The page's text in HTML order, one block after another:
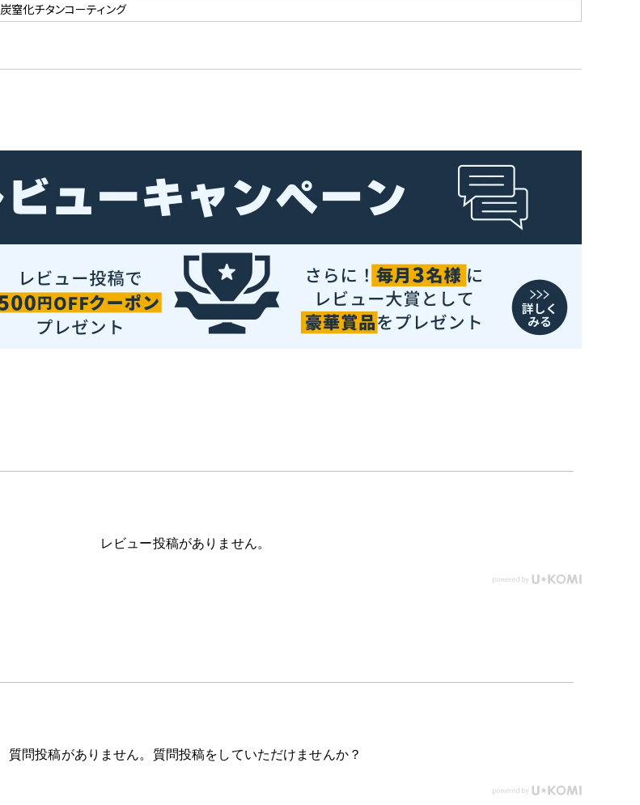
炭窒化チタンコーティング
レビュー投稿がありません。
質問投稿がありません。質問投稿をしていただけませんか？